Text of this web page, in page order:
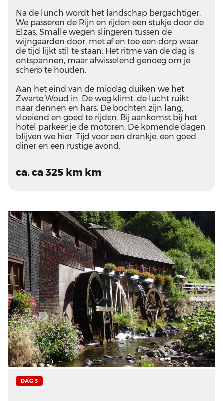
Na de lunch wordt het landschap bergachtiger.
We passeren de Rijn en rijden een stukje door de
Elzas. Smalle wegen slingeren tussen de
wijngaarden door, met af en toe een dorp waar
de tijd lijkt stil te staan. Het ritme van de dag is
ontspannen, maar afwisselend genoeg om je
scherp te houden.
Aan het eind van de middag duiken we het
Zwarte Woud in. De weg klimt, de lucht ruikt
naar dennen en hars. De bochten zijn lang,
vloeiend en goed te rijden. Bij aankomst bij het
hotel parkeer je de motoren. De komende dagen
blijven we hier. Tijd voor een drankje, een goed
diner en een rustige avond.
ca. ca 325 km km
DAG 3